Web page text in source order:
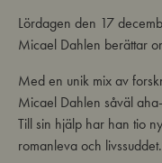
Lördagen den 17
Micael Dahlen berättar
Med en unik mix av
Micael Dahlen såväl
Till sin hjälp har han tio
romanleva och livssuddet.